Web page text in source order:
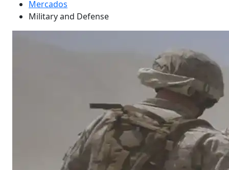
Mercados
Military and Defense